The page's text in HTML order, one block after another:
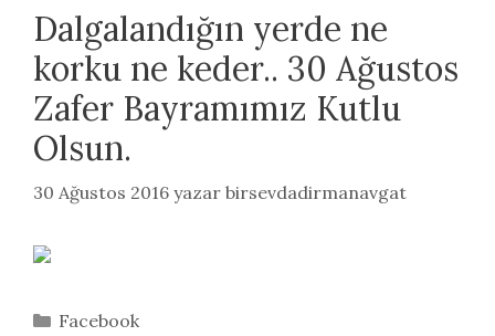
Dalgalandığın yerde ne
korku ne keder.. 30 Ağustos
Zafer Bayramımız Kutlu
Olsun.
30 Ağustos 2016 yazar birsevdadirmanavgat
Kategoriler
Facebook